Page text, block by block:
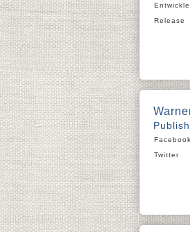
Release
Facebook
Twitter